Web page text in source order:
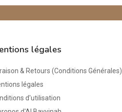
légales
& Retours (Conditions Générales)
légales
d'utilisation